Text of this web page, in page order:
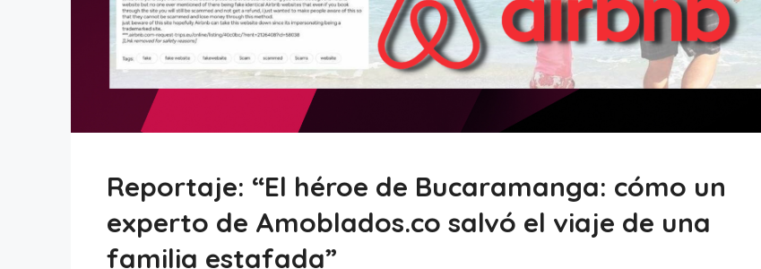
Reportaje: “El héroe de Bucaramanga: cómo un
experto de Amoblados.co salvó el viaje de una
familia estafada”